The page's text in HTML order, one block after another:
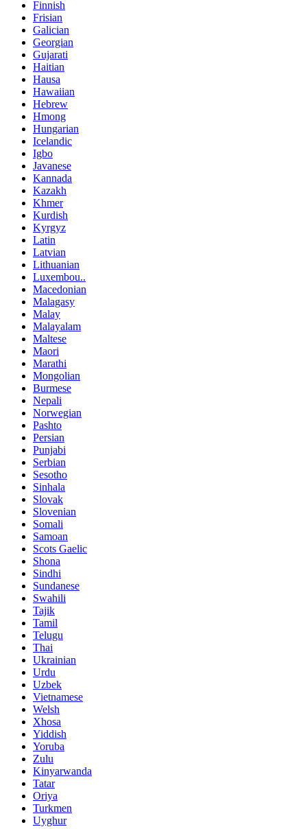
Finnish
Frisian
Galician
Georgian
Gujarati
Haitian
Hausa
Hawaiian
Hebrew
Hmong
Hungarian
Icelandic
Igbo
Javanese
Kannada
Kazakh
Khmer
Kurdish
Kyrgyz
Latin
Latvian
Lithuanian
Luxembou..
Macedonian
Malagasy
Malay
Malayalam
Maltese
Maori
Marathi
Mongolian
Burmese
Nepali
Norwegian
Pashto
Persian
Punjabi
Serbian
Sesotho
Sinhala
Slovak
Slovenian
Somali
Samoan
Scots Gaelic
Shona
Sindhi
Sundanese
Swahili
Tajik
Tamil
Telugu
Thai
Ukrainian
Urdu
Uzbek
Vietnamese
Welsh
Xhosa
Yiddish
Yoruba
Zulu
Kinyarwanda
Tatar
Oriya
Turkmen
Uyghur